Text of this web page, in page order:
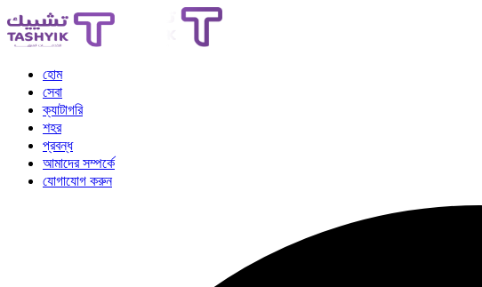
হোম
সেবা
ক্যাটাগরি
শহর
প্রবন্ধ
আমাদের সম্পর্কে
যোগাযোগ করুন